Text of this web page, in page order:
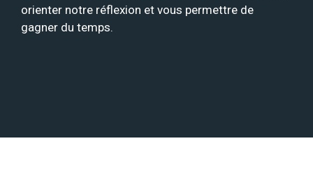
orienter notre réflexion et vous permettre de
gagner du temps.